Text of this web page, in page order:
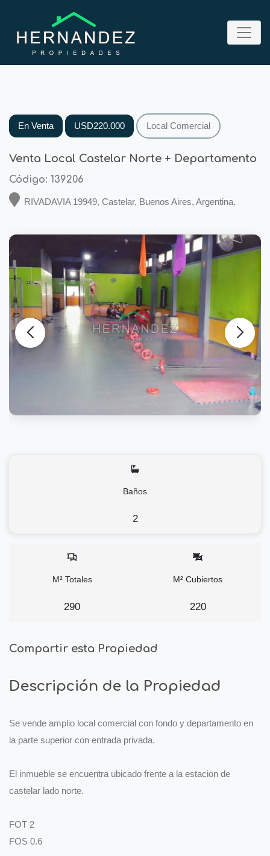
En Venta USD220.000 Local Comercial
Venta Local Castelar Norte + Departamento
Código: 139206
RIVADAVIA 19949, Castelar, Buenos Aires, Argentina.
Baños
2
M² Totales
290
M² Cubiertos
220
Compartir esta Propiedad
Descripción de la Propiedad
Se vende amplio local comercial con fondo y departamento en
la parte superior con entrada privada.
El inmueble se encuentra ubicado frente a la estacion de
castelar lado norte.
FOT 2
FOS 0.6